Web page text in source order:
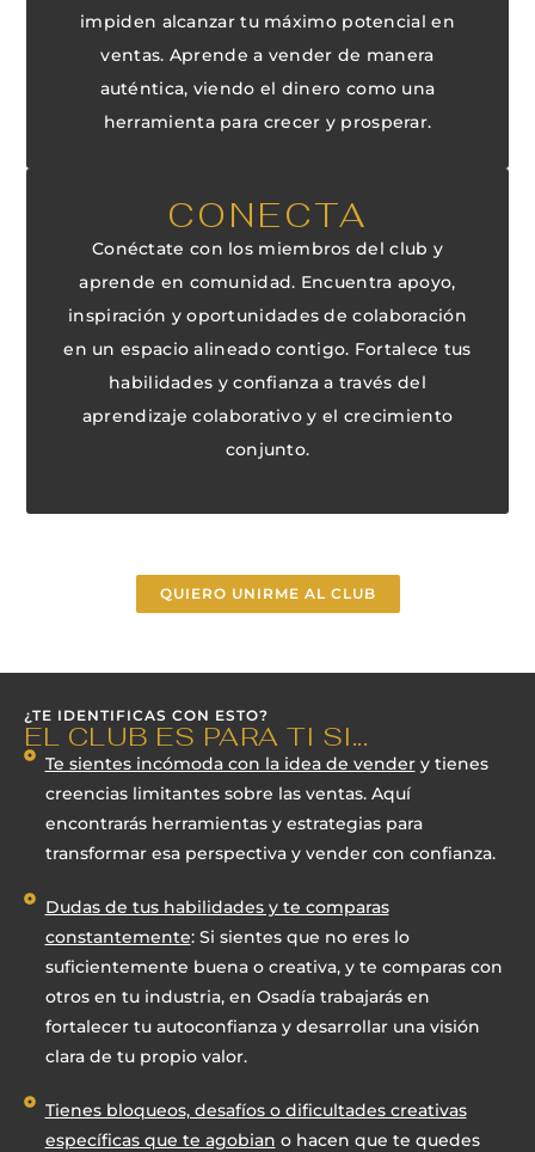
impiden alcanzar tu máximo potencial en
ventas. Aprende a vender de manera
auténtica, viendo el dinero como una
herramienta para crecer y prosperar.
CONECTA
Conéctate con los miembros del club y
aprende en comunidad. Encuentra apoyo,
inspiración y oportunidades de colaboración
en un espacio alineado contigo. Fortalece tus
habilidades y confianza a través del
aprendizaje colaborativo y el crecimiento
conjunto.
QUIERO UNIRME AL CLUB
¿TE IDENTIFICAS CON ESTO?
EL CLUB ES PARA TI SI...
Te sientes incómoda con la idea de vendery tienes
creencias limitantes sobre las ventas. Aquí
encontrarás herramientas y estrategias para
transformar esa perspectiva y vender con confianza.
Dudas de tus habilidades y te comparas
constantemente: Si sientes que no eres lo
suficientemente buena o creativa, y te comparas con
otros en tu industria, en Osadía trabajarás en
fortalecer tu autoconfianza y desarrollar una visión
clara de tu propio valor.
Tienes bloqueos, desafíos o dificultades creativas
específicas que te agobian o hacen que te quedes